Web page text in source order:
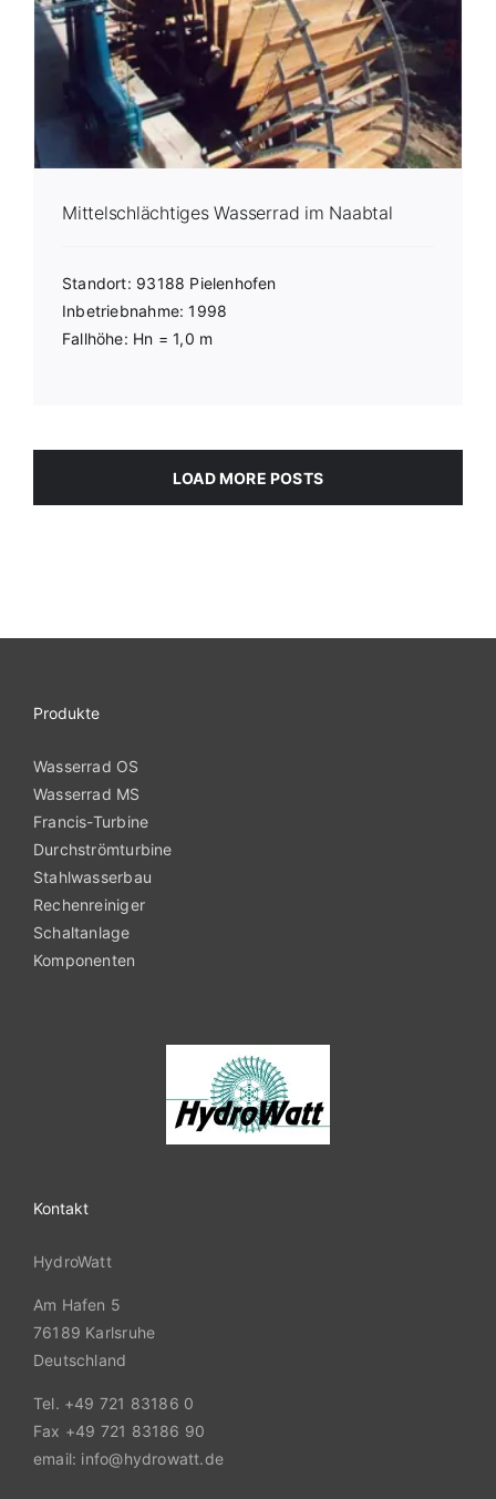
Mittelschlächtiges Wasserrad im Naabtal
Standort: 93188 Pielenhofen
Inbetriebnahme: 1998
Fallhöhe: Hn = 1,0 m
LOAD MORE POSTS
Produkte
Wasserrad OS
Wasserrad MS
Francis-Turbine
Durchströmturbine
Stahlwasserbau
Rechenreiniger
Schaltanlage
Komponenten
Kontakt
HydroWatt
Am Hafen 5
76189 Karlsruhe
Deutschland
Tel. +49 721 83186 0
Fax +49 721 83186 90
email: info@hydrowatt.de